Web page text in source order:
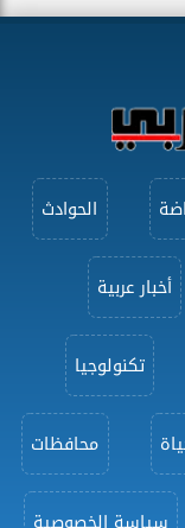
الحوادث
أخبار عربية
تكنولوجيا
محافظات